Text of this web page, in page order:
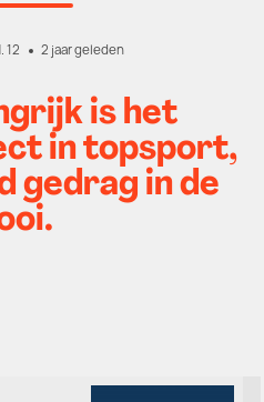
12 2 jaar geleden
is het
in topsport,
gedrag in de